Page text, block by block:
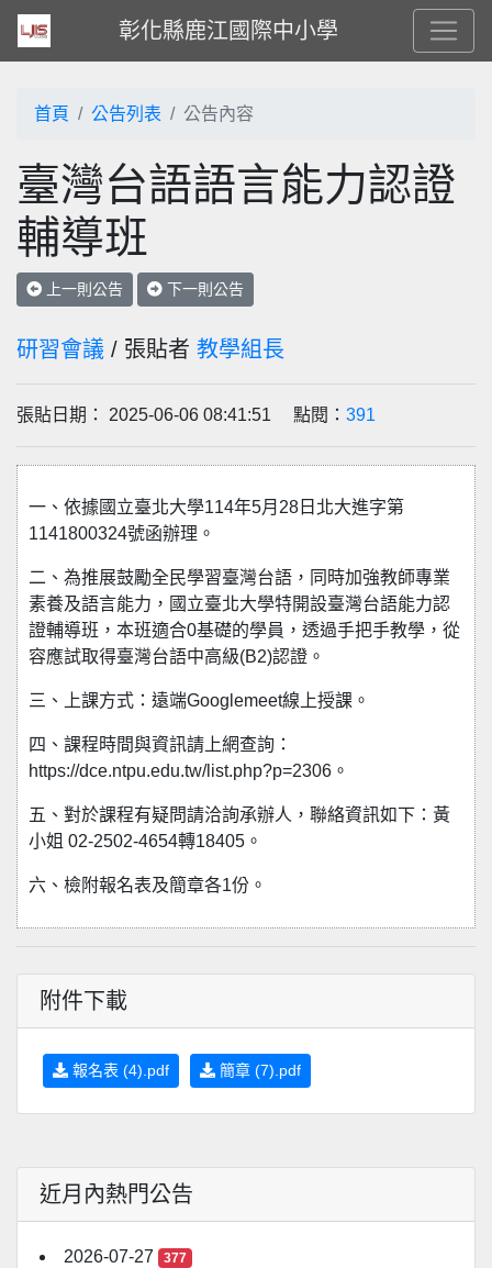
彰化縣鹿江國際中小學
首頁 公告列表 公告內容
臺灣台語語言能力認證
輔導班
上一則公告 下一則公告
研習會議 / 張貼者 教學組長
張貼日期： 2025-06-06 08:41:51 點閱： 391
一、依據國立臺北大學114年5月28日北大進字第
1141800324號函辦理。
二、為推展鼓勵全民學習臺灣台語，同時加強教師專業
素養及語言能力，國立臺北大學特開設臺灣台語能力認
證輔導班，本班適合0基礎的學員，透過手把手教學，從
容應試取得臺灣台語中高級(B2)認證。
三、上課方式：遠端Googlemeet線上授課。
四、課程時間與資訊請上網查詢：
https://dce.ntpu.edu.tw/list.php?p=2306。
五、對於課程有疑問請洽詢承辦人，聯絡資訊如下：黃
小姐 02-2502-4654轉18405。
六、檢附報名表及簡章各1份。
附件下載
報名表 (4).pdf 簡章 (7).pdf
近月內熱門公告
2026-07-27 377